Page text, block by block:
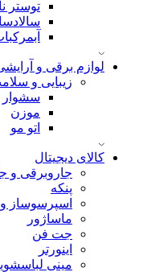
توستر
لوازم برقی و
زیبایی و
سشوار
موزن
اتو مو
کالای دیجیتال
جاروبرقی و
پنکه
اسپرسوساز
ماساژور
جت فن
اینورتر
مینی